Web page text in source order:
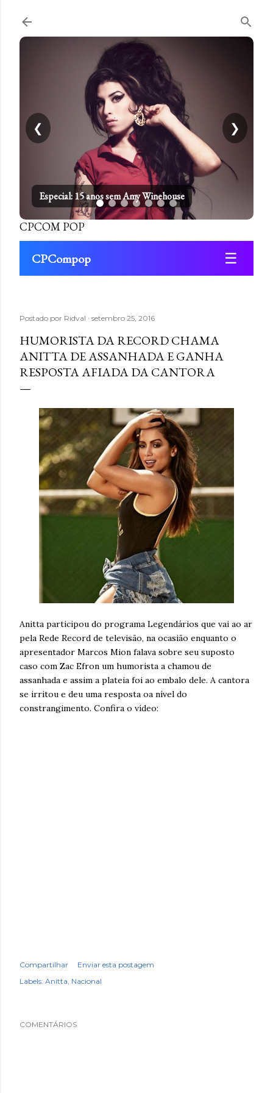
Especial: 15 anos sem Amy Winehouse
❮ ❯
CPCOM POP
CPCompop ☰
Postado por Ridval setembro 25, 2016
HUMORISTA DA RECORD CHAMA
ANITTA DE ASSANHADA E GANHA
RESPOSTA AFIADA DA CANTORA
Anitta participou do programa Legendários que vai ao ar
pela Rede Record de televisão, na ocasião enquanto o
apresentador Marcos Mion falava sobre seu suposto
caso com Zac Efron um humorista a chamou de
assanhada e assim a plateia foi ao embalo dele. A cantora
se irritou e deu uma resposta oa nível do
constrangimento. Confira o vídeo:
Compartilhar
Enviar esta postagem
Labels: Anitta Nacional
COMENTÁRIOS